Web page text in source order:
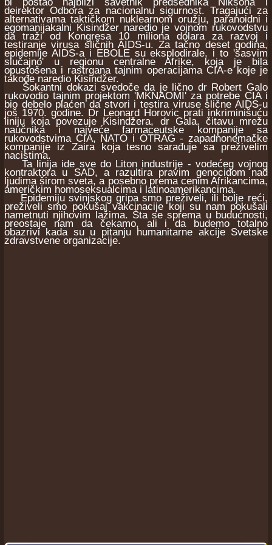
deirektor Odbora za nacionalnu sigurnost. Tragajući za
alternativama taktičkom nuklearnom oružju, paranoidni i
egomanijakalni Kisindžer naredio je vojnom rukovodstvu
da traži od Kongresa 10 miliona dolara za razvoj i
testiranje virusa sličnih AIDS-u. Za tačno deset godina,
epidemije AIDS-a i EBOLE su eksplodirale, i to 'sasvim
slučajno' u regionu centralne Afrike, koja je bila
opustošena i rastrgana tajnim operacijama CIA-e koje je
takođe naredio Kisindžer.
Šokantni dokazi svedoče da je lično dr Robert Galo
rukovodio tajnim projektom 'MKNAOMI' za potrebe CIA i
bio debelo plaćen da stvori i testira viruse slične AIDS-u
još 1970. godine. Dr Leonard Horovic prati inkriminišuću
liniju koja povezuje Kisindžera, dr Gala, čitavu mrežu
naučnika i najveće farmaceutske kompanije sa
rukovodstvima CIA, NATO i OTRAG - zapadnonemačke
kompanije iz Zaira koja tesno sarađuje sa preživelim
nacistima.
Ta linija ide sve do Liton industrije - vodećeg vojnog
kontraktora u SAD, a razultira pravim genocidom nad
ljudima širom sveta, a posebno prema cenim Afrikancima,
američkim homoseksualcima i latinoamerikancima.
Epidemiju svinjskog gripa smo preživeli, ili bolje reći,
preživeli smo pokušaj vakcinacije koji su nam pokušali
nametnuti njihovim lažima. Šta se sprema u budućnosti,
preostaje nam da čekamo, ali i da budemo totalno
obazrivi kada su u pitanju humanitarne akcije Svetske
zdravstvene organizacije.